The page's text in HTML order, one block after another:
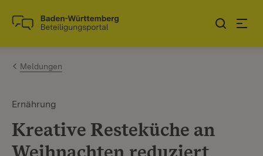
Zum Inhalt springen
Link zur Startseite
Meldungen
Ernährung
Kreative Resteküche an